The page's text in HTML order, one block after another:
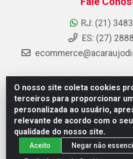
O nosso site coleta cookies
terceiros para proporcionar
personalizada ao usuário,
relevante de acordo com o
qualidade do nosso site.
Aceito
Negar não
RJ: (21)
ES: (27)
AC Araujo Distribuidora - Rua
São Cristóvão, Rio de Janeiro/
CNPJ 08.744.753/